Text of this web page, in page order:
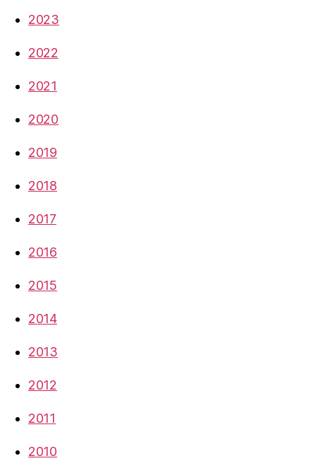
2023
2022
2021
2020
2019
2018
2017
2016
2015
2014
2013
2012
2011
2010